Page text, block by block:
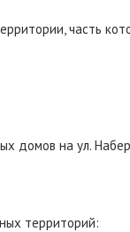
часть
домов на ул.
территорий: